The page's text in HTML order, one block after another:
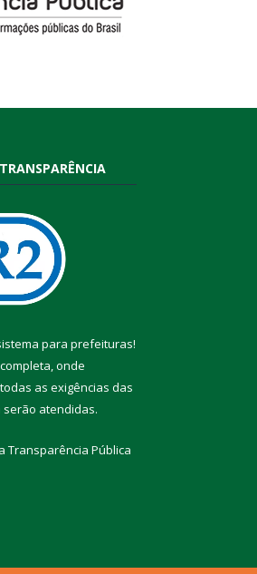
para prefeituras!
completa, onde
as exigências das
serão atendidas.
Transparência Pública